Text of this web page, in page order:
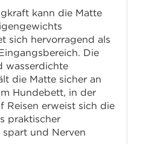
kann die Matte
sich hervorragend als
Die
wasserdichte
die Matte sicher an
Hundebett, in der
Reisen erweist sich die
praktischer
und Nerven